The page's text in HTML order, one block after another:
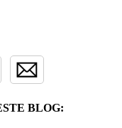
BLOG: